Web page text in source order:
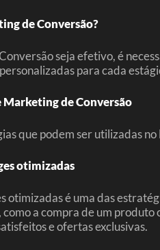
de Conversão?
seja efetivo, é
para cada
de Conversão
que podem ser utilizadas
otimizadas
otimizadas é uma das
como a compra de um
e ofertas exclusivas.